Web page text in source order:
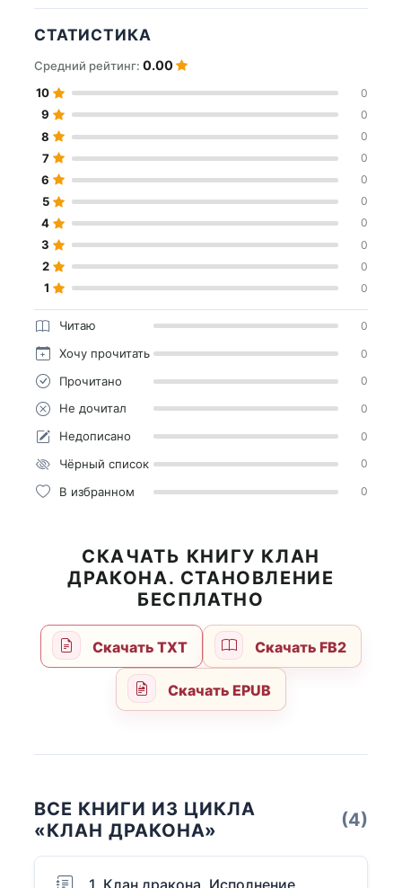
СТАТИСТИКА
Средний рейтинг: 0.00
10 0
9 0
8 0
7 0
6 0
5 0
4 0
3 0
2 0
1 0
Читаю 0
Хочу прочитать 0
Прочитано 0
Не дочитал 0
Недописано 0
Чёрный список 0
В избранном 0
СКАЧАТЬ КНИГУ КЛАН
ДРАКОНА. СТАНОВЛЕНИЕ
БЕСПЛАТНО
Скачать TXT Скачать FB2
Скачать EPUB
ВСЕ КНИГИ ИЗ ЦИКЛА
«КЛАН ДРАКОНА»
(4)